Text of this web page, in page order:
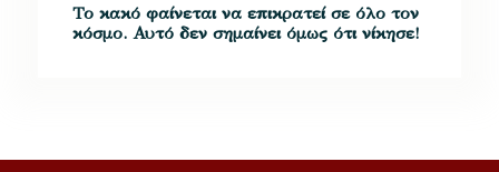
Το κακό φαίνεται να επικρατεί σε όλο τον
κόσμο. Αυτό δεν σημαίνει όμως ότι νίκησε!